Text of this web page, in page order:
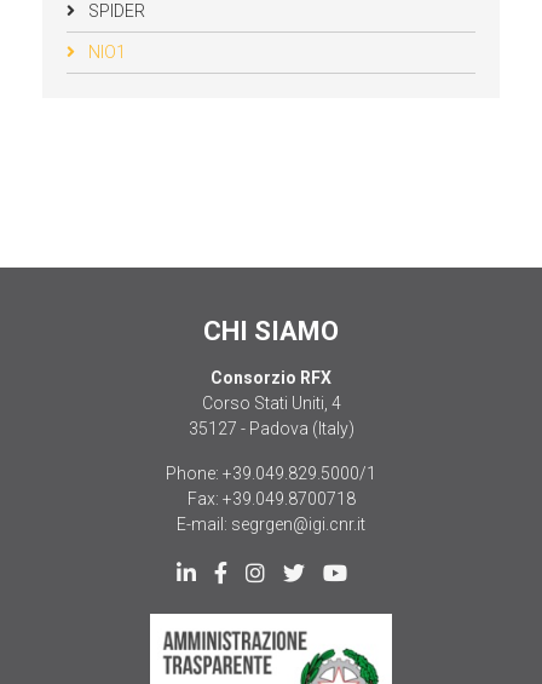
SPIDER
NIO1
CHI SIAMO
Consorzio RFX
Corso Stati Uniti, 4
35127 - Padova (Italy)
Phone: +39.049.829.5000/1
Fax: +39.049.8700718
E-mail: segrgen@igi.cnr.it